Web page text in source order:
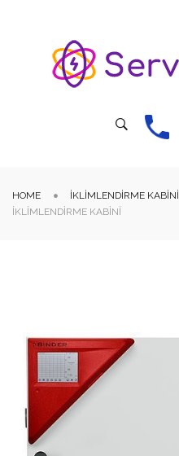
HOME İKLIMLENDIRME KABINI
İKLIMLENDIRME KABINI